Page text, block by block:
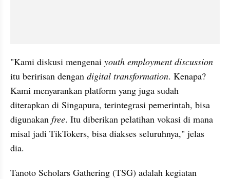
"Kami diskusi mengenai
itu beririsan dengan digital transformation. Kenapa?
Kami menyarankan platform yang juga sudah
diterapkan di Singapura, terintegrasi pemerintah, bisa
digunakan free. Itu diberikan pelatihan vokasi di mana
misal jadi TikTokers, bisa diakses seluruhnya," jelas
dia.
Tanoto Scholars Gathering (TSG) adalah kegiatan